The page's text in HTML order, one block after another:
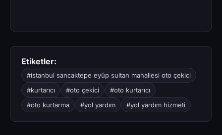
Etiketler:
#istanbul sancaktepe eyüp sultan mahallesi oto çekici
#kurtarıcı
#oto çekici
#oto kurtarıcı
#oto kurtarma
#yol yardım #yol yardım hizmeti